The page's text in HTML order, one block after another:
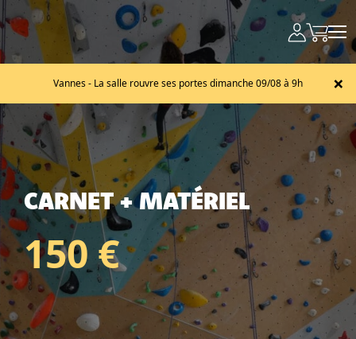
Vannes - La salle rouvre ses portes dimanche 09/08 à 9h ×
CARNET + MATÉRIEL
150 €